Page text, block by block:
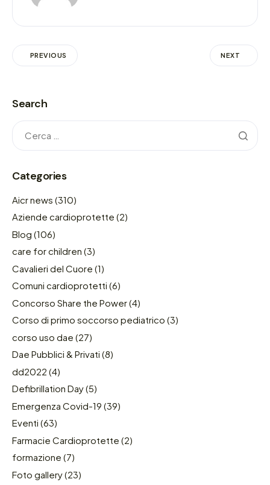
PREVIOUS NEXT
Search
Categories
Aicr news (310)
Aziende cardioprotette (2)
Blog (106)
care for children (3)
Cavalieri del Cuore (1)
Comuni cardioprotetti (6)
Concorso Share the Power(4)
Corso di primo soccorso pediatrico (3)
corso uso dae (27)
Dae Pubblici & Privati (8)
dd2022 (4)
Defibrillation Day(5)
Emergenza Covid-19 (39)
Eventi (63)
Farmacie Cardioprotette (2)
formazione (7)
Foto gallery(23)